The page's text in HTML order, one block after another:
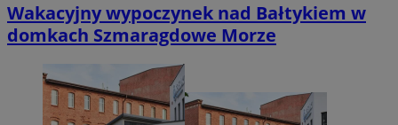
Wakacyjny wypoczynek nad Bałtykiem w
domkach Szmaragdowe Morze
Niezbędne Wydajność Targetowanie